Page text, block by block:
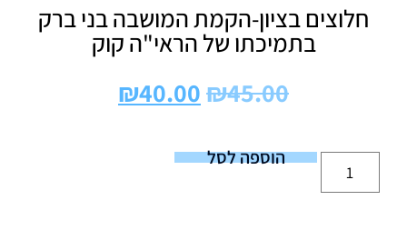
חלוצים בציון-הקמת המושבה בני ברק
בתמיכתו של הראי"ה קוק
₪45.00
₪40.00
הוספה לסל